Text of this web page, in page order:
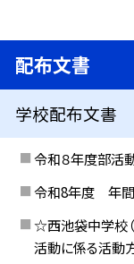
配布文書
学校配布文書
令和８年度部活
令和8年度 年
☆西池袋中学校
活動に係る活動